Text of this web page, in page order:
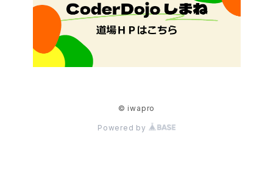
© iwapro
Powered by